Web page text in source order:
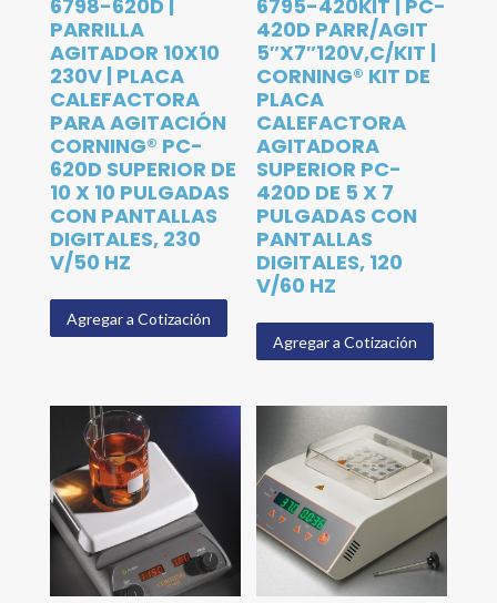
6798-620D |
PARRILLA
AGITADOR 10X10
230V | PLACA
CALEFACTORA
PARA AGITACIÓN
CORNING® PC-
620D SUPERIOR DE
10 X 10 PULGADAS
CON PANTALLAS
DIGITALES, 230
V/50 HZ
Agregar a Cotización
6795-420KIT | PC-
420D PARR/AGIT
5″X7″120V,C/KIT |
CORNING® KIT DE
PLACA
CALEFACTORA
AGITADORA
SUPERIOR PC-
420D DE 5 X 7
PULGADAS CON
PANTALLAS
DIGITALES, 120
V/60 HZ
Agregar a Cotización